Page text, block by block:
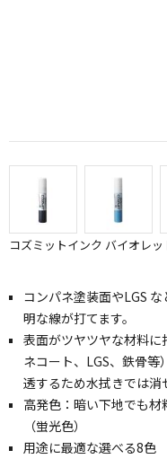
コズミットインク バイオレッ
コンパネ塗装面やLGS
明な線が打てます。
表面がツヤツヤな材料
ネコート、LGS、鉄骨
透するため水拭きでは消
高発色：暗い下地でも材
（蛍光色）
用途に最適な選べる8色